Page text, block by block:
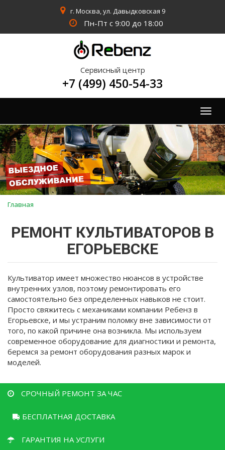
г. Москва, ул. Давыдковская 9
Пн-Пт с 9:00 до 18:00
Сервисный центр
+7 (499) 450-54-33
Вы
здесь
Главная
РЕМОНТ КУЛЬТИВАТОРОВ В
ЕГОРЬЕВСКЕ
Культиватор имеет множество нюансов в устройстве
внутренних узлов, поэтому ремонтировать его
самостоятельно без определенных навыков не стоит.
Просто свяжитесь с механиками компании Ребенз в
Егорьевске, и мы устраним поломку вне зависимости от
того, по какой причине она возникла. Мы используем
современное оборудование для диагностики и ремонта,
беремся за ремонт оборудования разных марок и
моделей.
СРОЧНЫЙ РЕМОНТ ЗА ЧАС
БЕСПЛАТНАЯ ДОСТАВКА
ГАРАНТИЯ НА УСЛУГИ